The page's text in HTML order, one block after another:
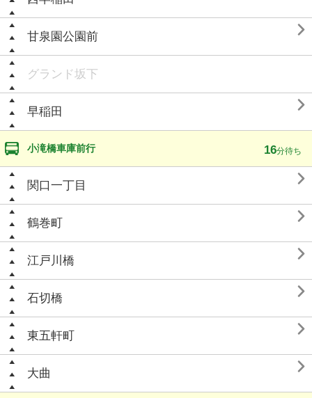
甘泉園公園前 
グランド坂下
早稲田 
小滝橋車庫前行 16分待ち
関口一丁目 
鶴巻町 
江戸川橋 
石切橋 
東五軒町 
大曲 